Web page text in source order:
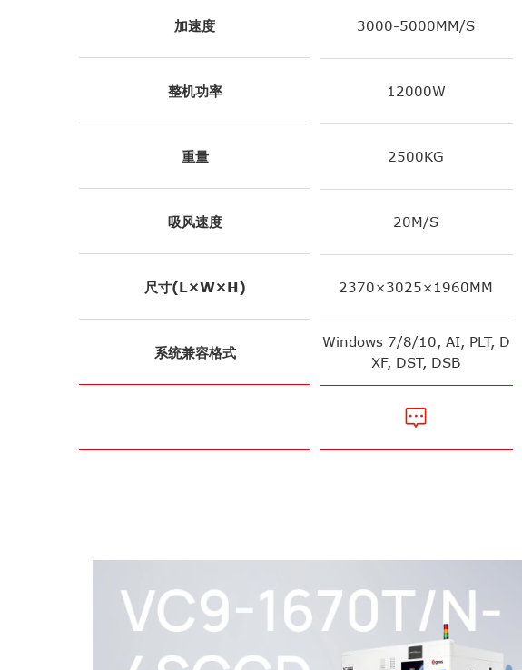
加速度
整机功率
重量
吸风速度
尺寸(L×W×H)
系统兼容格式
3000-5000MM/S
12000W
2500KG
20M/S
2370×3025×1960MM
Windows 7/8/10, AI, PLT, D
XF, DST, DSB